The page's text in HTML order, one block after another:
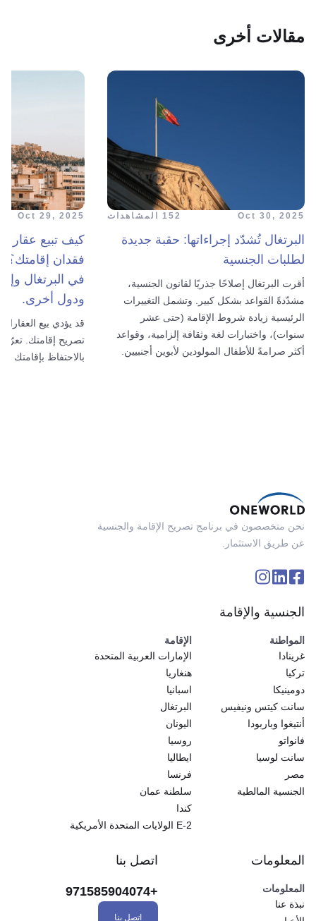
مقالات أخرى
Oct 30, 2025 152 المشاهدات
البرتغال تُشدّد إجراءاتها: حقبة جديدة
لطلبات الجنسية
أقرت البرتغال إصلاحًا جذريًا لقانون الجنسية،
مشدّدةً القواعد بشكل كبير. وتشمل التغييرات
الرئيسية زيادة شروط الإقامة (حتى عشر
سنوات)، واختبارات لغة وثقافة إلزامية، وقواعد
أكثر صرامةً للأطفال المولودين لأبوين أجنبيين.
Oct 29, 2025
كيف تبيع
فقدان إقامتك؟
في البرتغال
ودول أخرى.
قد يؤدي بيع
تصريح إقامتك.
بالاحتفاظ بإقامتك
نحن متخصصون في برنامج تصريح الإقامة والجنسية
عن طريق الاستثمار.
الجنسية والإقامة
المواطنة
غرينادا
تركيا
دومينيكا
سانت كيتس ونيفيس
أنتيغوا وباربودا
فانواتو
سانت لوسيا
مصر
الجنسية المالطية
الإقامة
الإمارات العربية المتحدة
هنغاريا
اسبانيا
البرتغال
اليونان
روسيا
ايطاليا
فرنسا
سلطنة عمان
كندا
E-2 الولايات المتحدة الأمريكية
المعلومات
المعلومات
نبذة عنا
اتصل بنا
+971585904074
اتصل بنا